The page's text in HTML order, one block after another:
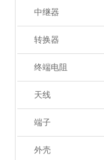
中继器
转换器
终端电阻
天线
端子
外壳